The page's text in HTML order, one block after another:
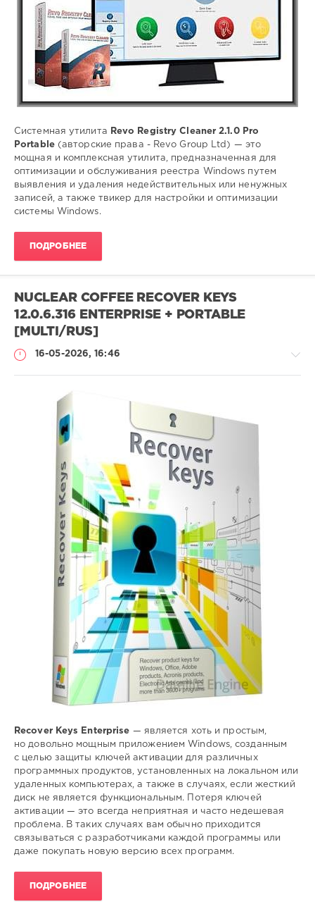
Portable
Revo
Registry
Cleaner,
очистка
реестра,
мониторинг
автоматическое
резервное
копирование
Системная утилита
Revo Registry Cleaner 2.1.0 Pro
Portable(авторские права - Revo Group Ltd) — это
мощная и комплексная утилита, предназначенная для
оптимизации и обслуживания реестра Windows путем
выявления и удаления недействительных или ненужных
записей, а также твикер для настройки и оптимизации
системы Windows.
ПОДРОБНЕЕ
NUCLEAR COFFEE RECOVER KEYS
12.0.6.316 ENTERPRISE + PORTABLE
[MULTI/RUS]
16-05-2026, 16:46
Софт
защита
,
активации,
программ
Recover Keys Enterprise — является хоть и простым,
но довольно мощным приложением Windows, созданным
с целью защиты ключей активации для различных
программных продуктов, установленных на локальном или
удаленных компьютерах, а также в случаях, если жесткий
диск не является функциональным. Потеря ключей
активации — это всегда неприятная и часто недешевая
проблема. В таких случаях вам обычно приходится
связываться с разработчиками каждой программы или
даже покупать новую версию всех программ.
ПОДРОБНЕЕ